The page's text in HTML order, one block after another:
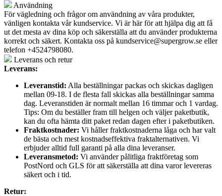
Användning
För vägledning och frågor om användning av våra produkter,
vänligen kontakta vår kundservice. Vi är här för att hjälpa dig att få
ut det mesta av dina köp och säkerställa att du använder produkterna
korrekt och säkert. Kontakta oss på kundservice@supergrow.se eller
telefon +4524798080.
Leverans och retur
Leverans:
Leveranstid: Alla beställningar packas och skickas dagligen
mellan 09-18. I de flesta fall skickas alla beställningar samma
dag. Leveranstiden är normalt mellan 16 timmar och 1 vardag.
Tips: Om du beställer fram till helgen och väljer paketbutik,
kan du ofta hämta ditt paket redan dagen efter i paketbutiken.
Fraktkostnader: Vi håller fraktkostnaderna låga och har valt
de bästa och mest kostnadseffektiva fraktalternativen. Vi
erbjuder alltid full garanti på alla dina leveranser.
Leveransmetod: Vi använder pålitliga fraktföretag som
PostNord och GLS för att säkerställa att dina varor levereras
säkert och i tid.
Retur: